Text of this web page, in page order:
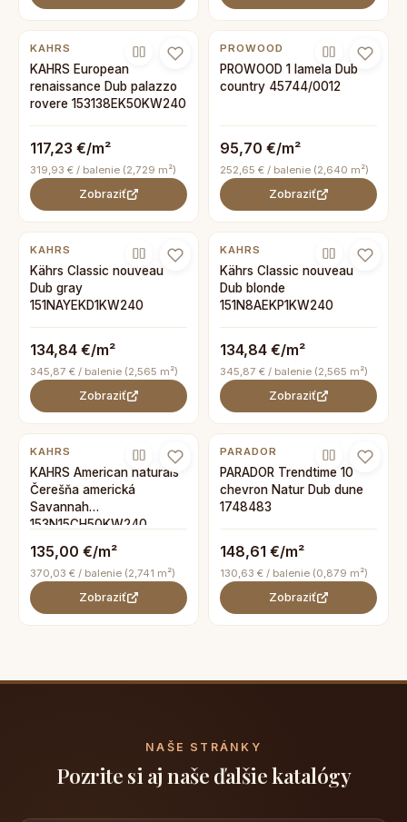
KAHRS
KAHRS European
renaissance Dub palazzo
rovere 153138EK50KW240
117,23 €/m²
319,93 € / balenie (2,729 m²)
Zobraziť
PROWOOD
PROWOOD 1 lamela Dub
country 45744/0012
95,70 €/m²
252,65 € / balenie (2,640 m²)
Zobraziť
KAHRS
Kährs Classic nouveau
Dub gray
151NAYEKD1KW240
134,84 €/m²
345,87 € / balenie (2,565 m²)
Zobraziť
KAHRS
Kährs Classic nouveau
Dub blonde
151N8AEKP1KW240
134,84 €/m²
345,87 € / balenie (2,565 m²)
Zobraziť
KAHRS
KAHRS American naturals
Čerešňa americká
Savannah
153N15CH50KW240
135,00 €/m²
370,03 € / balenie (2,741 m²)
Zobraziť
PARADOR
PARADOR Trendtime 10
chevron Natur Dub dune
1748483
148,61 €/m²
130,63 € / balenie (0,879 m²)
Zobraziť
NAŠE STRÁNKY
Pozrite si aj naše ďalšie katalógy